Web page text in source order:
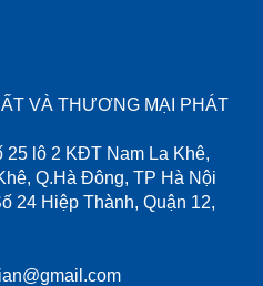
phai màu
thấp, hiệu quả cao
đường: bê tông, nhựa,
đinh phản
VÀ THƯƠNG MẠI PHÁT
lô 2 KĐT Nam La Khê,
Q.Hà Đông, TP Hà Nội
24 Hiệp Thành, Quận 12,